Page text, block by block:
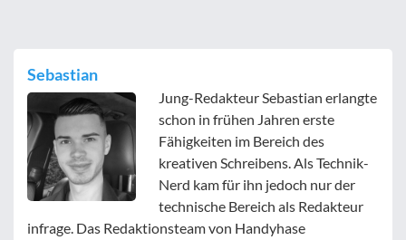
Sebastian
Jung-Redakteur Sebastian erlangte
schon in frühen Jahren erste
Fähigkeiten im Bereich des
kreativen Schreibens. Als Technik-
Nerd kam für ihn jedoch nur der
technische Bereich als Redakteur
infrage. Das Redaktionsteam von Handyhase